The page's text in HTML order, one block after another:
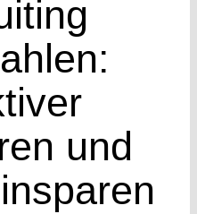
Wissen
Kontakt
und